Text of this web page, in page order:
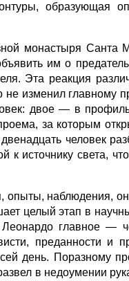
образующая
монастыря Санта
им о
Эта реакция
изменил главному
двое — в
за которым
человек
источнику света,
опыты, наблюдения,
целый этап в
главное —
преданности и
день. Поразному
в недоумении